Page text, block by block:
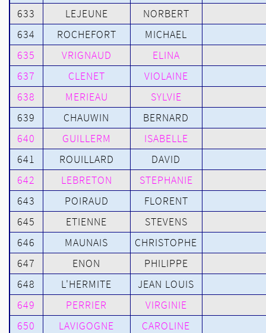
633 LEJEUNE
NORBERT
634
ROCHEFORT
MICHAEL
635
VRIGNAUD
ELINA
637
CLENET
VIOLAINE
638
MERIEAU
SYLVIE
639
CHAUWIN
BERNARD
640
GUILLERM
ISABELLE
641
ROUILLARD
DAVID
642
LEBRETON
STEPHANIE
643
POIRAUD
FLORENT
645
ETIENNE
STEVENS
646
MAUNAIS
CHRISTOPHE
647
ENON
PHILIPPE
648
L'HERMITE
JEAN LOUIS
649
PERRIER
VIRGINIE
650
LAVIGOGNE
CAROLINE